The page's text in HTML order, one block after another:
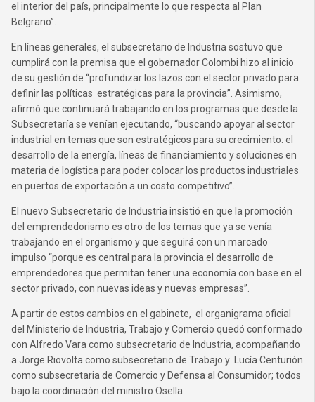
el interior del país, principalmente lo que respecta al Plan
Belgrano”.
En líneas generales, el subsecretario de Industria sostuvo que
cumplirá con la premisa que el gobernador Colombi hizo al inicio
de su gestión de “profundizar los lazos con el sector privado para
definir las políticas estratégicas para la provincia”. Asimismo,
afirmó que continuará trabajando en los programas que desde la
Subsecretaría se venían ejecutando, “buscando apoyar al sector
industrial en temas que son estratégicos para su crecimiento: el
desarrollo de la energía, líneas de financiamiento y soluciones en
materia de logística para poder colocar los productos industriales
en puertos de exportación a un costo competitivo”.
El nuevo Subsecretario de Industria insistió en que la promoción
del emprendedorismo es otro de los temas que ya se venía
trabajando en el organismo y que seguirá con un marcado
impulso “porque es central para la provincia el desarrollo de
emprendedores que permitan tener una economía con base en el
sector privado, con nuevas ideas y nuevas empresas”.
A partir de estos cambios en el gabinete, el organigrama oficial
del Ministerio de Industria, Trabajo y Comercio quedó conformado
con Alfredo Vara como subsecretario de Industria, acompañando
a Jorge Riovolta como subsecretario de Trabajo y Lucía Centurión
como subsecretaria de Comercio y Defensa al Consumidor; todos
bajo la coordinación del ministro Osella.